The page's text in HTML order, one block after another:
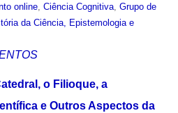
online, Ciência Cognitiva, Grupo de
da Ciência, Epistemologia e
o Filioque, a
e Outros Aspectos da